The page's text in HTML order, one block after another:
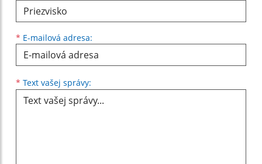
* E-mailová adresa:
* Text vašej správy: